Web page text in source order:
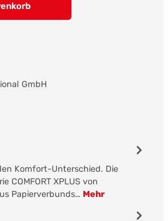
GmbH
Komfort-Unterschied. Die
COMFORT XPLUS von
Papierverbunds… Mehr